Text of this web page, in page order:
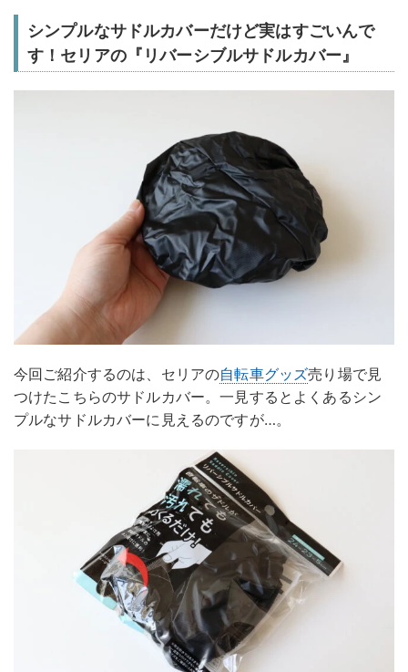
シンプルなサドルカバーだけど実はすごいんで
す！セリアの『リバーシブルサドルカバー』
今回ご紹介するのは、セリアの自転車グッズ売り場で見
つけたこちらのサドルカバー。一見するとよくあるシン
プルなサドルカバーに見えるのですが…。